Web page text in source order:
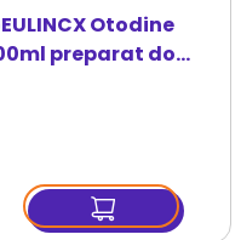
Otodine
preparat do